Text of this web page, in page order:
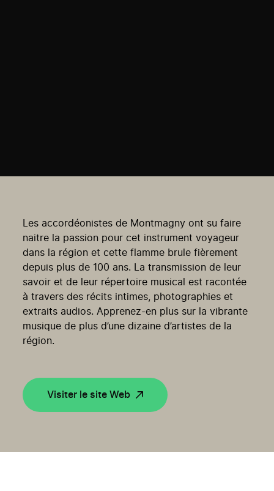
Les accordéonistes de Montmagny ont su faire
naitre la passion pour cet instrument voyageur
dans la région et cette flamme brule fièrement
depuis plus de 100 ans. La transmission de leur
savoir et de leur répertoire musical est racontée
à travers des récits intimes, photographies et
extraits audios. Apprenez-en plus sur la vibrante
musique de plus d’une dizaine d’artistes de la
région.
Visiter le site Web